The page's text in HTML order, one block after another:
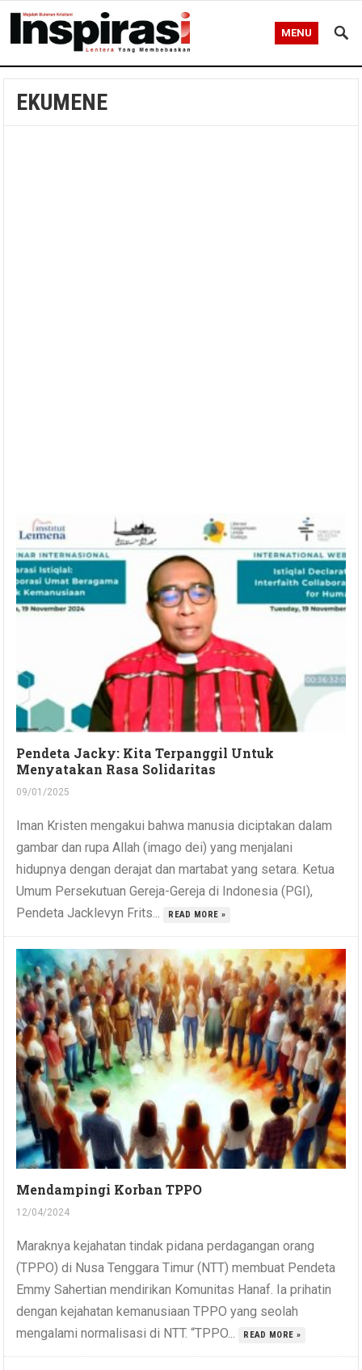
MENU
EKUMENE
Pendeta Jacky: Kita Terpanggil Untuk
Menyatakan Rasa Solidaritas
09/01/2025
Iman Kristen mengakui bahwa manusia diciptakan dalam
gambar dan rupa Allah (imago dei) yang menjalani
hidupnya dengan derajat dan martabat yang setara. Ketua
Umum Persekutuan Gereja-Gereja di Indonesia (PGI),
Pendeta Jacklevyn Frits...
READ MORE »
Mendampingi Korban TPPO
12/04/2024
Maraknya kejahatan tindak pidana perdagangan orang
(TPPO) di Nusa Tenggara Timur (NTT) membuat Pendeta
Emmy Sahertian mendirikan Komunitas Hanaf. Ia prihatin
dengan kejahatan kemanusiaan TPPO yang seolah
mengalami normalisasi di NTT. “TPPO...
READ MORE »